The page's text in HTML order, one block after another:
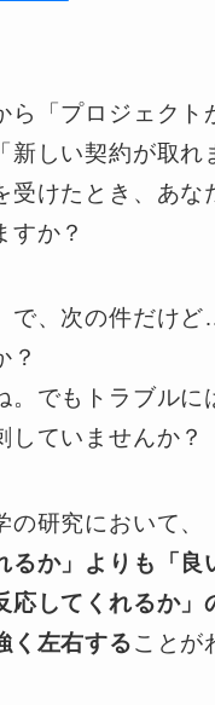
ら「プロジェクト
新しい契約が取れ
受けたとき、あな
すか？
で、次の件だけ
？
。でもトラブルに
していませんか？
の研究において、
るか」よりも「良
応してくれるか」
く左右することが